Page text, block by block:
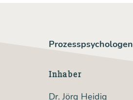
Prozesspsychologen
Inhaber
Dr. Jörg Heidig